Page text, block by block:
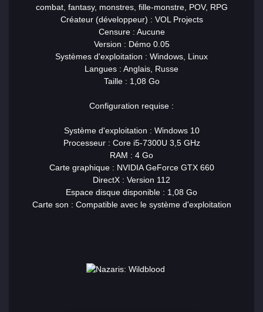
combat, fantasy, monstres, fille-monstre, POV, RPG
Créateur (développeur) : VOL Projects
Censure : Aucune
Version : Démo 0.05
Systèmes d'exploitation : Windows, Linux
Langues : Anglais, Russe
Taille : 1,08 Go
Configuration requise :
Système d'exploitation : Windows 10
Processeur : Core i5-7300U 3,5 GHz
RAM : 4 Go
Carte graphique : NVIDIA GeForce GTX 660
DirectX : Version 112
Espace disque disponible : 1,08 Go
Carte son : Compatible avec le système d'exploitation